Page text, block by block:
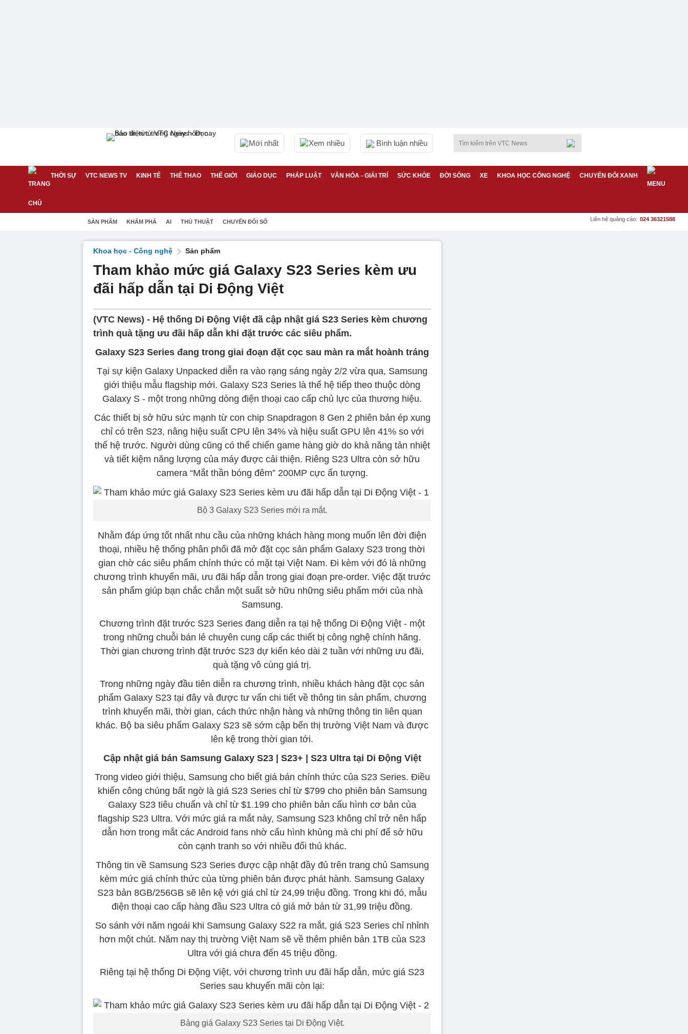
Mới nhất Xem nhiều Bình luận nhiều
THỜI SỰ VTC NEWS TV KINH TẾ THỂ THAO THẾ GIỚI GIÁO DỤC PHÁP LUẬT VĂN HÓA - GIẢI TRÍ SỨC KHỎE ĐỜI SỐNG XE KHOA HỌC CÔNG NGHỆ CHUYỂN ĐỔI XANH
SẢN PHẨM KHÁM PHÁ AI THỦ THUẬT CHUYỂN ĐỔI SỐ Liên hệ quảng cáo: 024 36321588
Khoa học - Công nghệ Sản phẩm
Tham khảo mức giá Galaxy S23 Series kèm ưu
đãi hấp dẫn tại Di Động Việt
(VTC News) - Hệ thống Di Động Việt đã cập nhật giá S23 Series kèm chương
trình quà tặng ưu đãi hấp dẫn khi đặt trước các siêu phẩm.
Galaxy S23 Series đang trong giai đoạn đặt cọc sau màn ra mắt hoành tráng
Tại sự kiện Galaxy Unpacked diễn ra vào rạng sáng ngày 2/2 vừa qua, Samsung
giới thiệu mẫu flagship mới. Galaxy S23 Series là thế hệ tiếp theo thuộc dòng
Galaxy S - một trong những dòng điện thoại cao cấp chủ lực của thương hiệu.
Các thiết bị sở hữu sức mạnh từ con chip Snapdragon 8 Gen 2 phiên bản ép xung
chỉ có trên S23, nâng hiệu suất CPU lên 34% và hiệu suất GPU lên 41% so với
thế hệ trước. Người dùng cũng có thể chiến game hàng giờ do khả năng tản nhiệt
và tiết kiệm năng lượng của máy được cải thiện. Riêng S23 Ultra còn sở hữu
camera “Mắt thần bóng đêm” 200MP cực ấn tượng.
Bộ 3 Galaxy S23 Series mới ra mắt.
Nhằm đáp ứng tốt nhất nhu cầu của những khách hàng mong muốn lên đời điện
thoại, nhiều hệ thống phân phối đã mở đặt cọc sản phẩm Galaxy S23 trong thời
gian chờ các siêu phẩm chính thức có mặt tại Việt Nam. Đi kèm với đó là những
chương trình khuyến mãi, ưu đãi hấp dẫn trong giai đoạn pre-order. Việc đặt trước
sản phẩm giúp bạn chắc chắn một suất sở hữu những siêu phẩm mới của nhà
Samsung.
Chương trình đặt trước S23 Series đang diễn ra tại hệ thống Di Động Việt - một
trong những chuỗi bán lẻ chuyên cung cấp các thiết bị công nghệ chính hãng.
Thời gian chương trình đặt trước S23 dự kiến kéo dài 2 tuần với những ưu đãi,
quà tặng vô cùng giá trị.
Trong những ngày đầu tiên diễn ra chương trình, nhiều khách hàng đặt cọc sản
phẩm Galaxy S23 tại đây và được tư vấn chi tiết về thông tin sản phẩm, chương
trình khuyến mãi, thời gian, cách thức nhận hàng và những thông tin liên quan
khác. Bộ ba siêu phẩm Galaxy S23 sẽ sớm cập bến thị trường Việt Nam và được
lên kệ trong thời gian tới.
Cập nhật giá bán Samsung Galaxy S23 | S23+ | S23 Ultra tại Di Động Việt
Trong video giới thiệu, Samsung cho biết giá bán chính thức của S23 Series. Điều
khiến công chúng bất ngờ là giá S23 Series chỉ từ $799 cho phiên bản Samsung
Galaxy S23 tiêu chuẩn và chỉ từ $1.199 cho phiên bản cấu hình cơ bản của
flagship S23 Ultra. Với mức giá ra mắt này, Samsung S23 không chỉ trở nên hấp
dẫn hơn trong mắt các Android fans nhờ cấu hình khủng mà chi phí để sở hữu
còn cạnh tranh so với nhiều đối thủ khác.
Thông tin về Samsung S23 Series được cập nhật đầy đủ trên trang chủ Samsung
kèm mức giá chính thức của từng phiên bản được phát hành. Samsung Galaxy
S23 bản 8GB/256GB sẽ lên kệ với giá chỉ từ 24,99 triệu đồng. Trong khi đó, mẫu
điện thoại cao cấp hàng đầu S23 Ultra có giá mở bán từ 31,99 triệu đồng.
So sánh với năm ngoái khi Samsung Galaxy S22 ra mắt, giá S23 Series chỉ nhỉnh
hơn một chút. Năm nay thị trường Việt Nam sẽ về thêm phiên bản 1TB của S23
Ultra với giá chưa đến 45 triệu đồng.
Riêng tại hệ thống Di Động Việt, với chương trình ưu đãi hấp dẫn, mức giá S23
Series sau khuyến mãi còn lại:
Bảng giá Galaxy S23 Series tại Di Động Việt.